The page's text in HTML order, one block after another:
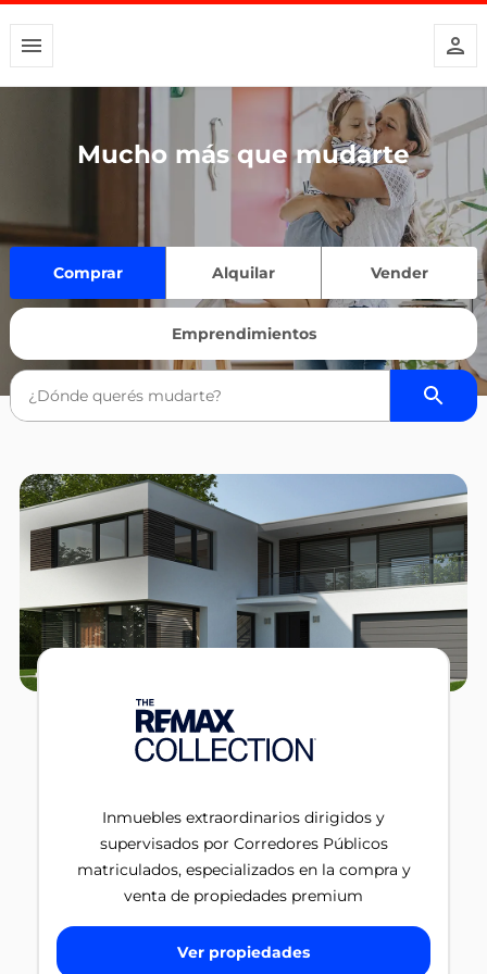
Mucho más que mudarte
Comprar Alquilar Vender
Emprendimientos
Inmuebles extraordinarios dirigidos y
supervisados por Corredores Públicos
matriculados, especializados en la compra y
venta de propiedades premium
Ver propiedades